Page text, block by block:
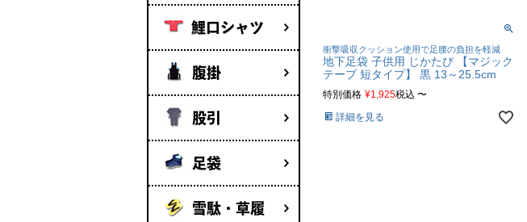
鯉口シャツ
腹掛
股引
足袋
雪駄・草履
衝撃吸収クッション使用で足腰の負担を軽減
地下足袋 子供用 じかたび 【マジック
テープ 短タイプ】 黒 13～25.5cm
特別価格 ¥1,925税込 〜
詳細を見る